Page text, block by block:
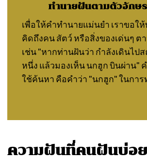
ทำนายฝันตามตัวอักษ
เพื่อให้คำทำนายแม่นยำ เราขอใ
คิดถึงคน สัตว์ หรือสิ่งของเด่นๆ ต
เช่น "หากท่านฝันว่า กำลังเดินไป
หนึ่ง แล้วมองเห็น นกฮูก บินผ่าน"
ใช้ค้นหา คือคำว่า "นกฮูก" ในกา
ความฝันที่คนฝันบ่อย